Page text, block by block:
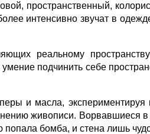
пространственный,
интенсивно звучат в
реаль­ному
подчинить себе
и масла, экспериментируя
живописи. Ворвавшиеся
бомба, и стена лишь